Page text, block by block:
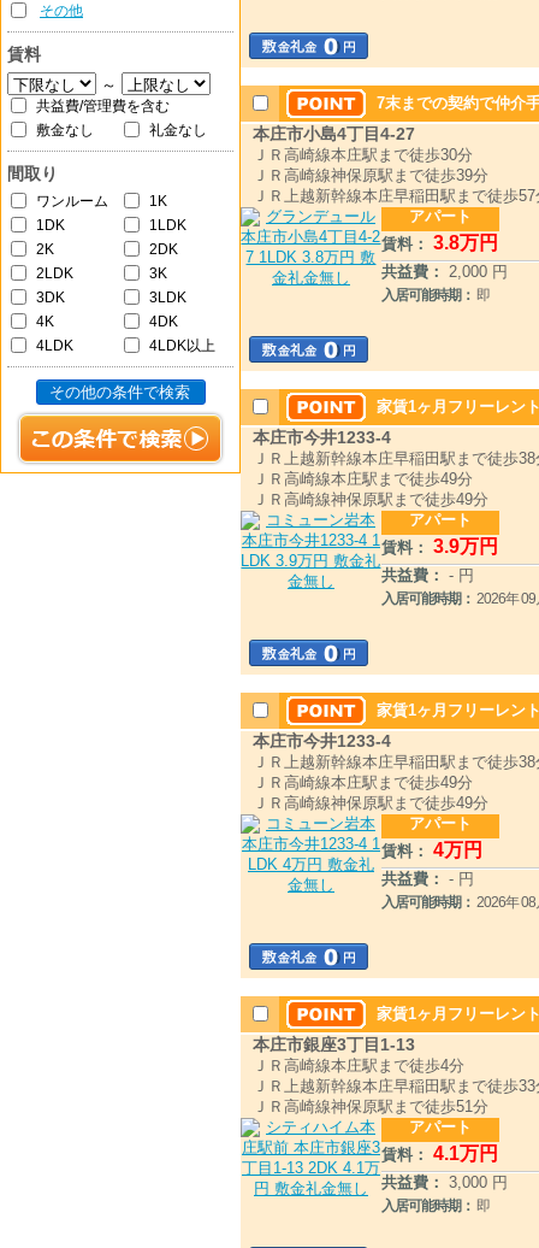
その他
賃料
～
共益費/管理費を含む
敷金なし
礼金なし
間取り
ワンルーム
1K
1DK
1LDK
2K
2DK
2LDK
3K
3DK
3LDK
4K
4DK
4LDK
4LDK以上
その他の条件で検索
7末までの契約で仲介
本庄市小島4丁目4-27
ＪＲ高崎線本庄駅まで徒歩30分
ＪＲ高崎線神保原駅まで徒歩39分
ＪＲ上越新幹線本庄早稲田駅まで徒歩57
アパート
賃料： 3.8万円
共益費： 2,000 円
入居可能時期： 即
家賃1ヶ月フリーレン
本庄市今井1233-4
ＪＲ上越新幹線本庄早稲田駅まで徒歩38
ＪＲ高崎線本庄駅まで徒歩49分
ＪＲ高崎線神保原駅まで徒歩49分
アパート
賃料： 3.9万円
共益費： - 円
入居可能時期： 2026年
家賃1ヶ月フリーレン
本庄市今井1233-4
ＪＲ上越新幹線本庄早稲田駅まで徒歩38
ＪＲ高崎線本庄駅まで徒歩49分
ＪＲ高崎線神保原駅まで徒歩49分
アパート
賃料： 4万円
共益費： - 円
入居可能時期： 2026年
家賃1ヶ月フリーレン
本庄市銀座3丁目1-13
ＪＲ高崎線本庄駅まで徒歩4分
ＪＲ上越新幹線本庄早稲田駅まで徒歩33
ＪＲ高崎線神保原駅まで徒歩51分
アパート
賃料： 4.1万円
共益費： 3,000 円
入居可能時期： 即